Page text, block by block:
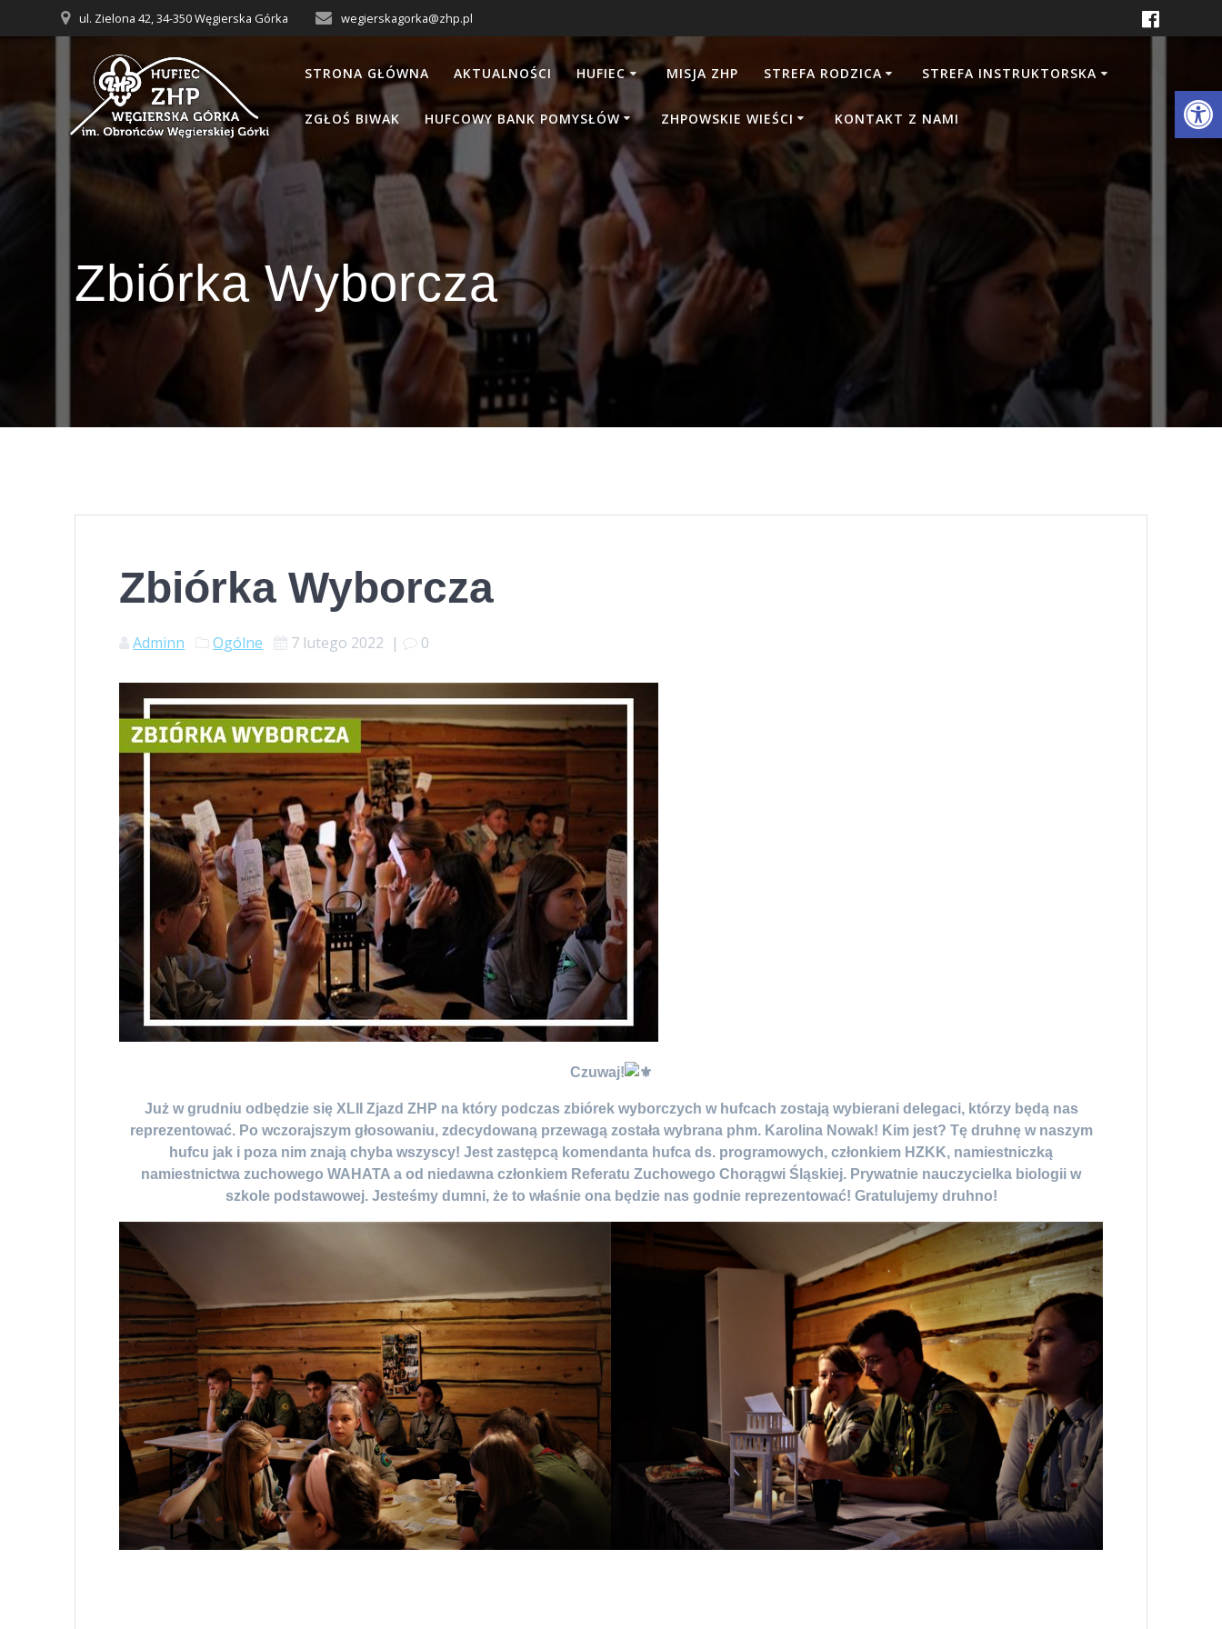
do
ul. Zielona 42, 34-350 Węgierska Górka wegierskagorka@zhp.pl
STRONA GŁÓWNA AKTUALNOŚCI HUFIEC MISJA ZHP STREFA RODZICA STREFA INSTRUKTORSKA
ZGŁOŚ BIWAK HUFCOWY BANK POMYSŁÓW ZHPOWSKIE WIEŚCI KONTAKT Z NAMI
Zbiórka Wyborcza
Zbiórka Wyborcza
Adminn Ogólne 7 lutego 2022 | 0
Czuwaj!
Już w grudniu odbędzie się XLII Zjazd ZHP na który podczas zbiórek wyborczych w hufcach zostają wybierani delegaci, którzy będą nas
reprezentować. Po wczorajszym głosowaniu, zdecydowaną przewagą została wybrana phm. Karolina Nowak! Kim jest? Tę druhnę w naszym
hufcu jak i poza nim znają chyba wszyscy! Jest zastępcą komendanta hufca ds. programowych, członkiem HZKK, namiestniczką
namiestnictwa zuchowego WAHATA a od niedawna członkiem Referatu Zuchowego Chorągwi Śląskiej. Prywatnie nauczycielka biologii w
szkole podstawowej. Jesteśmy dumni, że to właśnie ona będzie nas godnie reprezentować! Gratulujemy druhno!